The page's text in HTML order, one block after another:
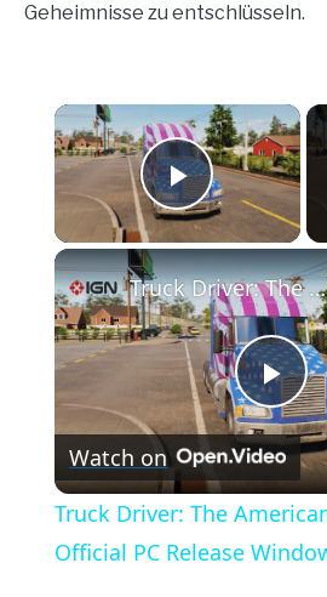
Geheimnisse zu entschlüsseln.
×
Play
Truck Driver: The American Dream - Official PC Release Window Trailer
Watch on
Truck Driver: The
Official PC Release